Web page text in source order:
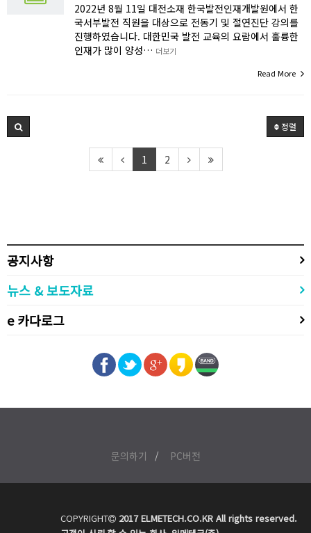
2022년 8월 11일 대전소재 한국발전인재개발원에서 한
국서부발전 직원을 대상으로 전동기 및 절연진단 강의를
진행하였습니다. 대한민국 발전 교육의 요람에서 훌륭한
인재가 많이 양성… 더보기
Read More
정렬
1 2
공지사항
뉴스 & 보도자료
e 카다로그
문의하기 PC버전
COPYRIGHT
2017 ELMETECH.CO.KR All rights reserved.